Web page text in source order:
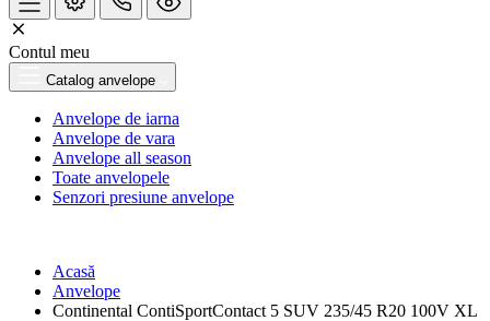
Contul meu
Catalog anvelope
Anvelope de iarna
Anvelope de vara
Anvelope all season
Toate anvelopele
Senzori presiune anvelope
Acasă
Anvelope
Continental ContiSportContact 5 SUV 235/45 R20 100V XL